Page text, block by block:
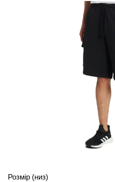
Розмір (низ)